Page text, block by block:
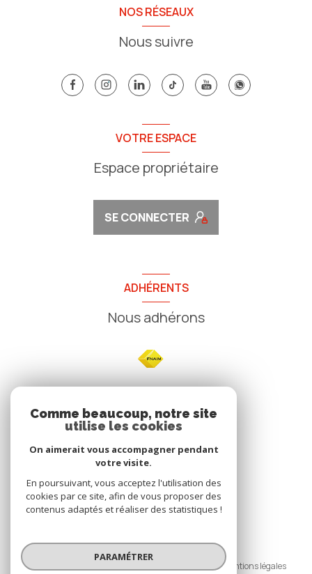
NOS RÉSEAUX
Nous suivre
VOTRE ESPACE
Espace propriétaire
SE CONNECTER
ADHÉRENTS
Nous adhérons
NOS
© 2026 | Tous droits réservés
Mentions légales
Comme beaucoup, notre site
utilise les cookies
On aimerait vous accompagner pendant
votre visite.
En poursuivant, vous acceptez l'utilisation des
cookies par ce site, afin de vous proposer des
contenus adaptés et réaliser des statistiques !
PARAMÉTRER